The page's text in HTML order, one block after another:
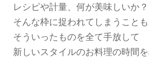
レシピや計量、何が美味しいか
そんな枠に捉われてしまうこと
そういったものを全て手放して
新しいスタイルのお料理の時間